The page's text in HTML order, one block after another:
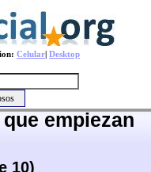
Celular| Desktop
empiezan
10)